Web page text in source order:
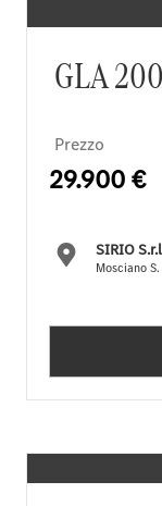
GLA
Prezzo
29.900 €
SIRIO
Mosciano